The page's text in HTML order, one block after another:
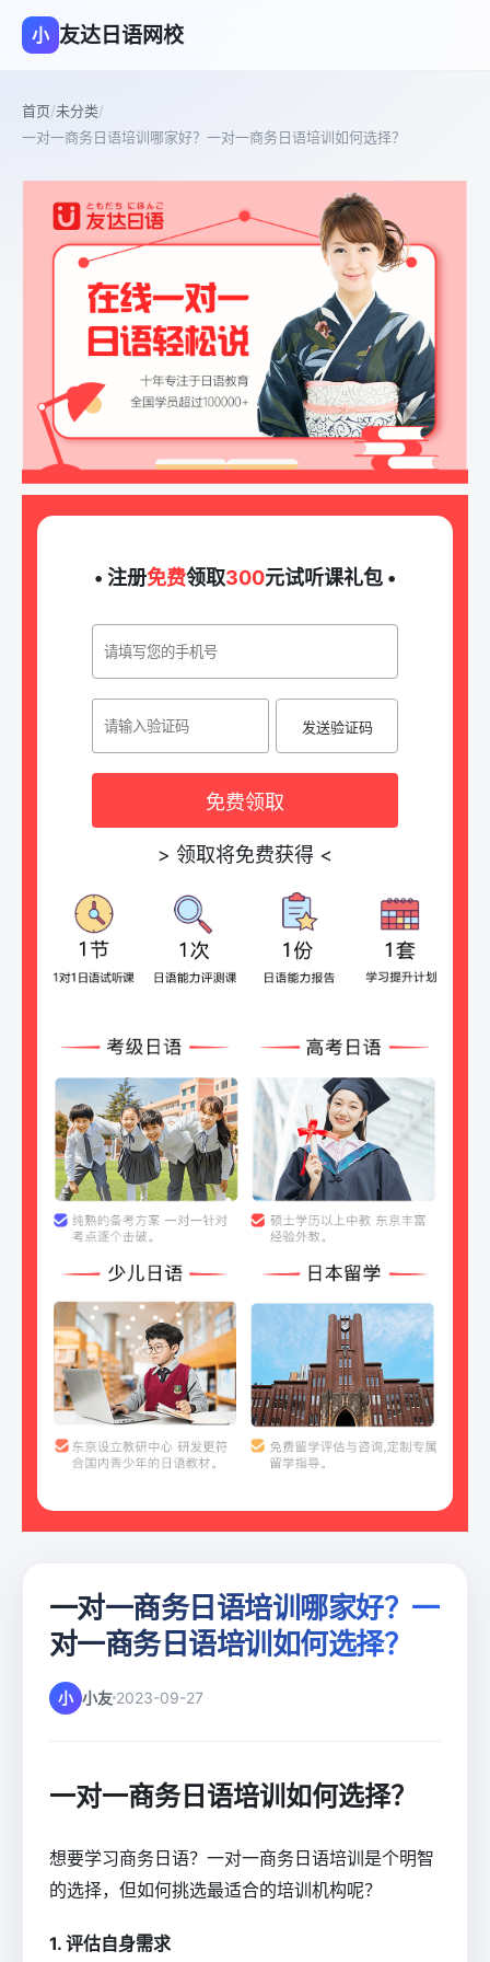
小 友达日语网校
首页/未分类/
一对一商务日语培训哪家好？一对一商务日语培训如何选择？
• 注册免费领取300元试听课礼包 •
发送验证码
免费领取
> 领取将免费获得 <
一对一商务日语培训哪家好？一
对一商务日语培训如何选择？
小 小友 2023-09-27
一对一商务日语培训如何选择？
想要学习商务日语？一对一商务日语培训是个明智
的选择，但如何挑选最适合的培训机构呢？
1. 评估自身需求